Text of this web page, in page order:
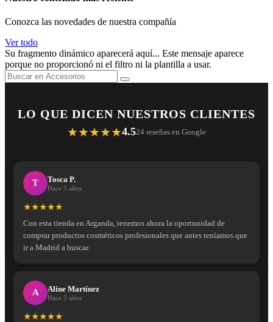
Conozca las novedades de nuestra compañía
Ver todo
Su fragmento dinámico aparecerá aquí... Este mensaje aparece
porque no proporcionó ni el filtro ni la plantilla a usar.
LO QUE DICEN NUESTROS CLIENTES
★★★★★4.524 reseñas en Google
T Tosca P.
Hace 3 años
★★★★★
Con esta tienda en Arganda, tenemos ahora la oportunidad de
comprar productos cosméticos profesionales que antes teníamos que
ir a Madrid a buscar.
A Aline Martínez
Hace 3 años
★★★★★